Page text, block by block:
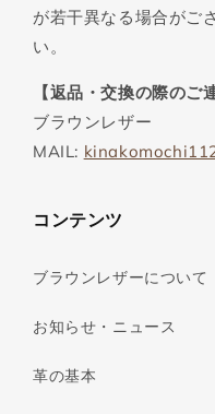
が若干異なる場合がご
い。
【返品・交換の際のご
ブラウンレザー
MAIL:
コンテンツ
ブラウンレザーについて
お知らせ・ニュース
革の基本